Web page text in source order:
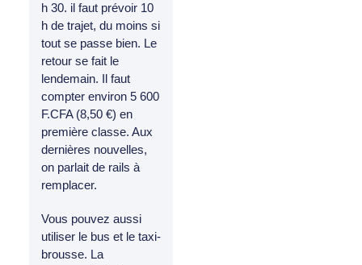
h 30. il faut prévoir 10
h de trajet, du moins si
tout se passe bien. Le
retour se fait le
lendemain. Il faut
compter environ 5 600
F.CFA (8,50 €) en
première classe. Aux
dernières nouvelles,
on parlait de rails à
remplacer.
Vous pouvez aussi
utiliser le bus et le taxi-
brousse. La